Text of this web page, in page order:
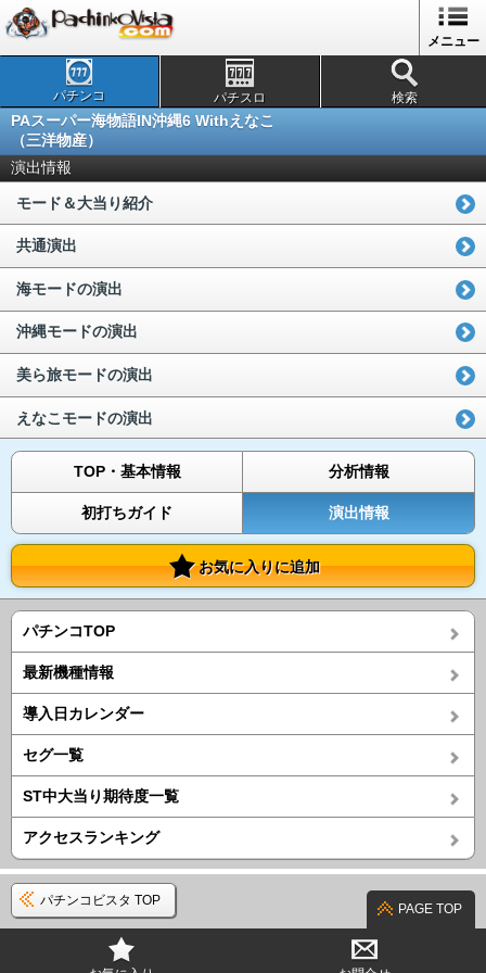
メニュー
パチンコ パチスロ 検索
PAスーパー海物語IN沖縄6 Withえなこ
（三洋物産）
演出情報
モード＆大当り紹介
共通演出
海モードの演出
沖縄モードの演出
美ら旅モードの演出
えなこモードの演出
TOP・基本情報 分析情報
初打ちガイド 演出情報
お気に入りに追加
パチンコTOP
最新機種情報
導入日カレンダー
セグ一覧
ST中大当り期待度一覧
アクセスランキング
パチンコビスタ TOP
PAGE TOP